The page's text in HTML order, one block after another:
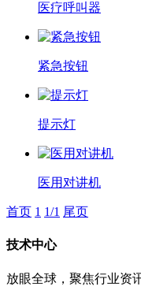
医疗呼叫器
紧急按钮
提示灯
医用对讲机
首页 1 1/1 尾页
技术中心
放眼全球，聚焦行业资